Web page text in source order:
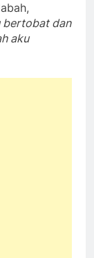
bertobat dan
aku